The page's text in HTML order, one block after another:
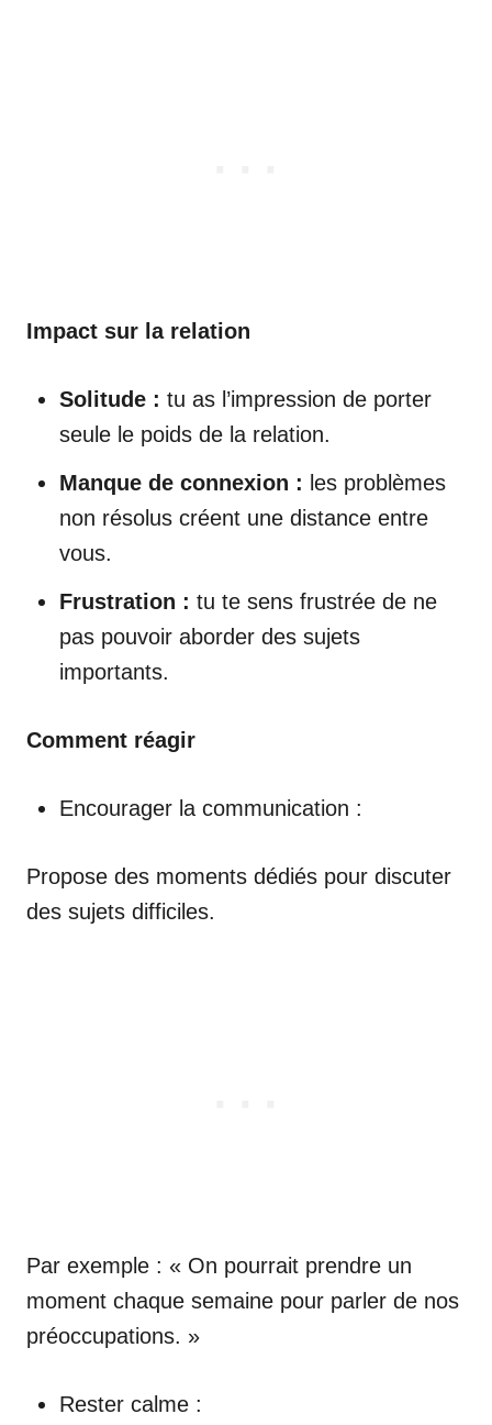
Impact sur la relation
Solitude : tu as l’impression de porter
seule le poids de la relation.
Manque de connexion : les problèmes
non résolus créent une distance entre
vous.
Frustration : tu te sens frustrée de ne
pas pouvoir aborder des sujets
importants.
Comment réagir
Encourager la communication :
Propose des moments dédiés pour discuter
des sujets difficiles.
Par exemple : « On pourrait prendre un
moment chaque semaine pour parler de nos
préoccupations. »
Rester calme :